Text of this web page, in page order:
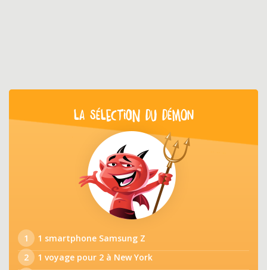
LA SÉLECTION DU DÉMON
1
1 smartphone Samsung Z
2
1 voyage pour 2 à New York